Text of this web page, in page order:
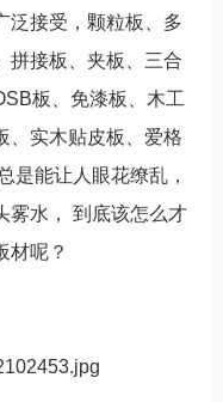
泛接受，颗粒板、多
拼接板、夹板、三合
板、免漆板、木工
、实木贴皮板、爱格
是能让人眼花缭乱，
雾水， 到底该怎么才
材呢？